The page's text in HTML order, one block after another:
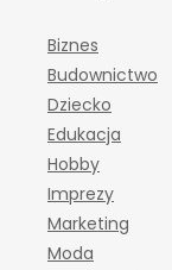
Biznes
Budownictwo
Dziecko
Edukacja
Hobby
Imprezy
Marketing
Moda